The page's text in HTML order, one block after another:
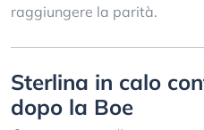
raggiungere la parità.
Sterlina in calo
dopo la Boe